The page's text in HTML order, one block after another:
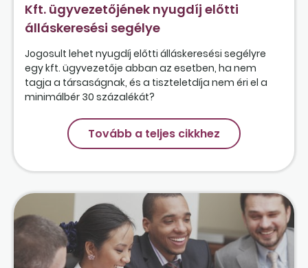
Kft. ügyvezetőjének nyugdíj előtti
álláskeresési segélye
Jogosult lehet nyugdíj előtti álláskeresési segélyre
egy kft. ügyvezetője abban az esetben, ha nem
tagja a társaságnak, és a tiszteletdíja nem éri el a
minimálbér 30 százalékát?
Tovább a teljes cikkhez